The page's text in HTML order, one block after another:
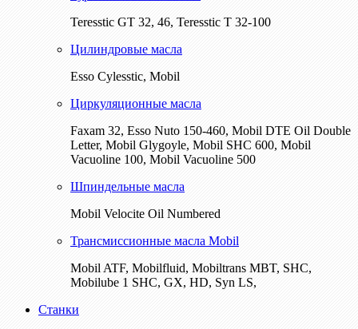
Teresstic GT 32, 46, Teresstic T 32-100
Цилиндровые масла
Esso Cylesstic, Mobil
Циркуляционные масла
Faxam 32, Esso Nuto 150-460, Mobil DTE Oil Double
Letter, Mobil Glygoyle, Mobil SHC 600, Mobil
Vacuoline 100, Mobil Vacuoline 500
Шпиндельные масла
Mobil Velocite Oil Numbered
Трансмиссионные масла Mobil
Mobil ATF, Mobilfluid, Mobiltrans MBT, SHC,
Mobilube 1 SHC, GX, HD, Syn LS,
Станки